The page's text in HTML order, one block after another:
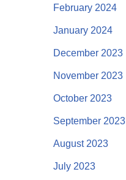
February 2024
January 2024
December 2023
November 2023
October 2023
September 2023
August 2023
July 2023